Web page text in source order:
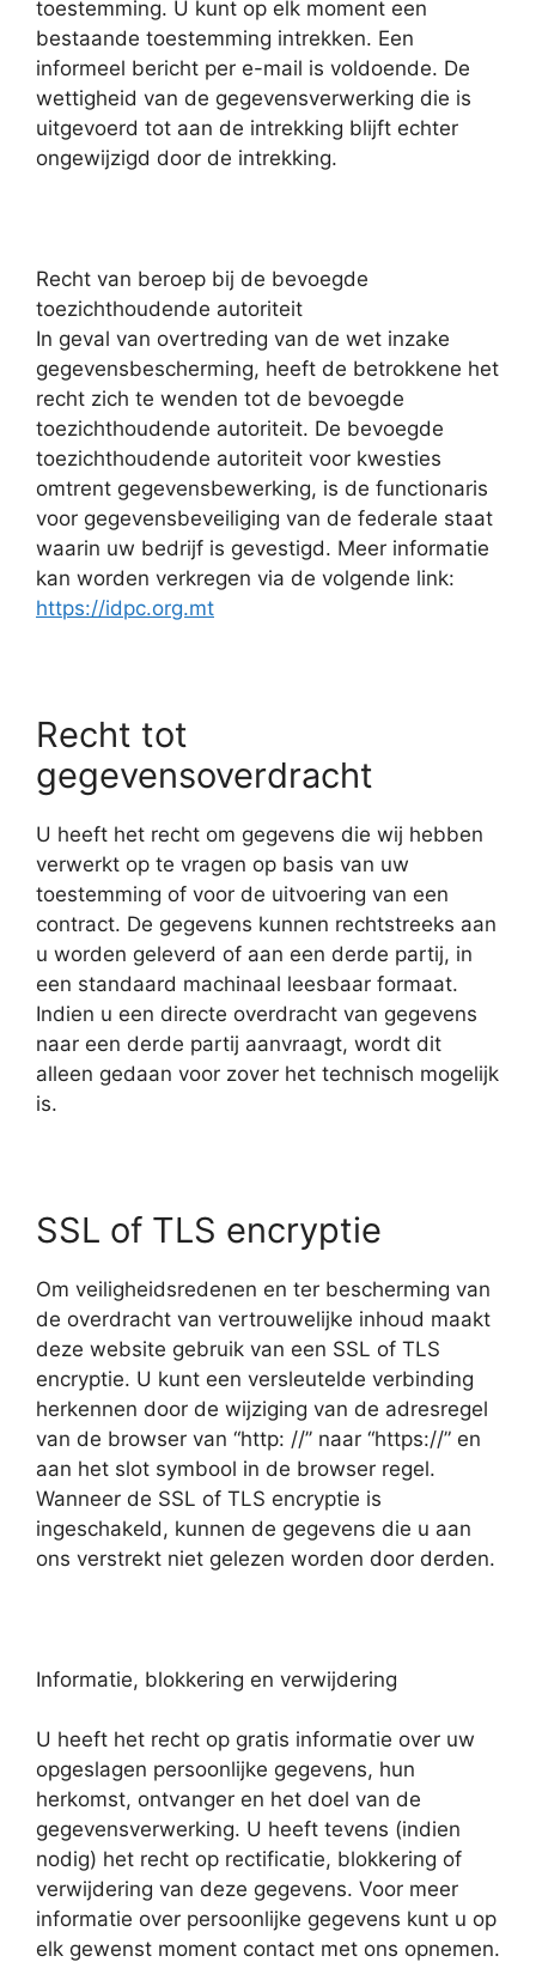
toestemming. U kunt op elk moment een
bestaande toestemming intrekken. Een
informeel bericht per e-mail is voldoende. De
wettigheid van de gegevensverwerking die is
uitgevoerd tot aan de intrekking blijft echter
ongewijzigd door de intrekking.
Recht van beroep bij de bevoegde
toezichthoudende autoriteit
In geval van overtreding van de wet inzake
gegevensbescherming, heeft de betrokkene het
recht zich te wenden tot de bevoegde
toezichthoudende autoriteit. De bevoegde
toezichthoudende autoriteit voor kwesties
omtrent gegevensbewerking, is de functionaris
voor gegevensbeveiliging van de federale staat
waarin uw bedrijf is gevestigd. Meer informatie
kan worden verkregen via de volgende link:
https://idpc.org.mt
Recht tot
gegevensoverdracht
U heeft het recht om gegevens die wij hebben
verwerkt op te vragen op basis van uw
toestemming of voor de uitvoering van een
contract. De gegevens kunnen rechtstreeks aan
u worden geleverd of aan een derde partij, in
een standaard machinaal leesbaar formaat.
Indien u een directe overdracht van gegevens
naar een derde partij aanvraagt, wordt dit
alleen gedaan voor zover het technisch mogelijk
is.
SSL of TLS encryptie
Om veiligheidsredenen en ter bescherming van
de overdracht van vertrouwelijke inhoud maakt
deze website gebruik van een SSL of TLS
encryptie. U kunt een versleutelde verbinding
herkennen door de wijziging van de adresregel
van de browser van “http: //’’ naar “https://” en
aan het slot symbool in de browser regel.
Wanneer de SSL of TLS encryptie is
ingeschakeld, kunnen de gegevens die u aan
ons verstrekt niet gelezen worden door derden.
Informatie, blokkering en verwijdering
U heeft het recht op gratis informatie over uw
opgeslagen persoonlijke gegevens, hun
herkomst, ontvanger en het doel van de
gegevensverwerking. U heeft tevens (indien
nodig) het recht op rectificatie, blokkering of
verwijdering van deze gegevens. Voor meer
informatie over persoonlijke gegevens kunt u op
elk gewenst moment contact met ons opnemen.